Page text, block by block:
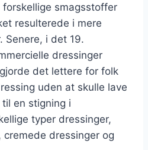
smagsstoffer
resulterede i mere
Senere, i det 19.
dressinger
det lettere for folk
uden at skulle lave
en stigning i
typer dressinger,
dressinger og